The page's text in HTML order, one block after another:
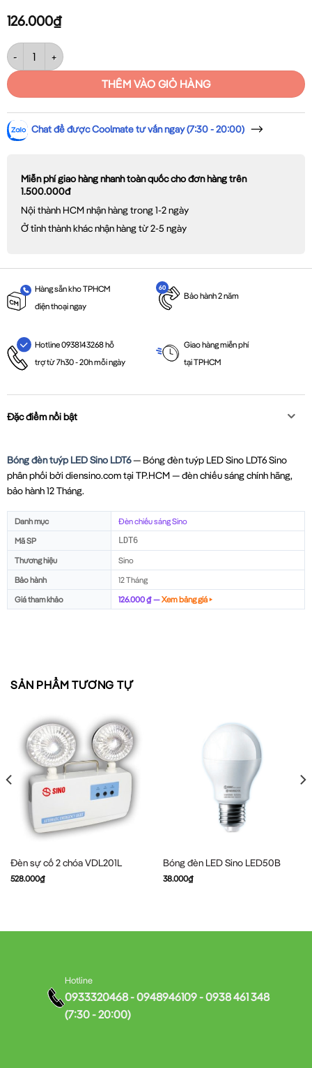
126.000₫
Bóng đèn tuýp LED Sino LDT6 số lượng
THÊM VÀO GIỎ HÀNG
Chat để được Coolmate tư vấn ngay (7:30 - 20:00)
Miễn phí giao hàng nhanh toàn quốc cho đơn hàng trên
1.500.000đ
Nội thành HCM nhận hàng trong 1-2 ngày
Ở tỉnh thành khác nhận hàng từ 2-5 ngày
Hàng sẵn kho TPHCM
điện thoại ngay
Bảo hành 2 năm
Hotline 0938143268 hỗ
trợ từ 7h30 - 20h mỗi ngày
Giao hàng miễn phí
tại TPHCM
Đặc điểm nổi bật
Bóng đèn tuýp LED Sino LDT6— Bóng đèn tuýp LED Sino LDT6 Sino
phân phối bởi diensino.com tại TP.HCM — đèn chiếu sáng chính hãng,
bảo hành 12 Tháng.
Danh mục
Đèn chiếu sáng Sino
Mã SP
LDT6
Thương hiệu
Sino
Bảo hành
12 Tháng
Giá tham khảo
126.000 ₫ —Xem bảng giá ▸
SẢN PHẨM TƯƠNG TỰ
Đèn sự cố 2 chóa VDL201L
528.000₫
Bóng đèn LED Sino LED50B
38.000₫
Hotline
0933320468 - 0948946109 - 0938 461 348
(7:30 - 20:00)